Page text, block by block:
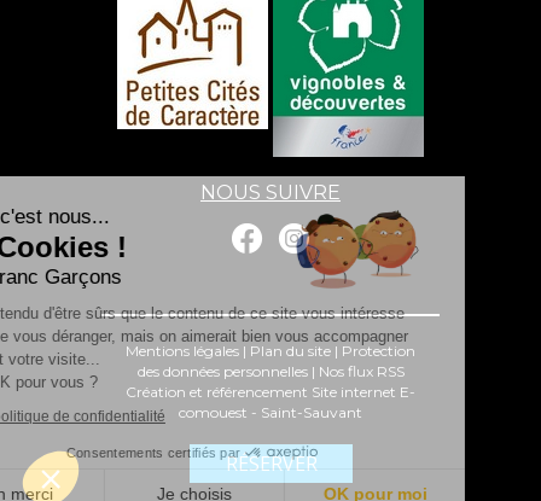
RÉSERVER
NOUS SUIVRE
Mentions légales | Plan du site | Protection
des données personnelles| Nos flux RSS
Création et référencement Site internet E-
comouest - Saint-Sauvant
Salut c'est nous...
les Cookies !
Les Franc Garçons
On a attendu d'être sûrs que le contenu de ce site vous intéresse
avant de vous déranger, mais on aimerait bien vous accompagner
pendant votre visite...
C'est OK pour vous ?
Lire la politique de confidentialité
Consentements certifiés par
Non merci Je choisis OK pour moi